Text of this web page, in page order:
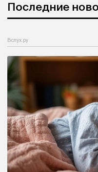
Последние
Вслух.ру